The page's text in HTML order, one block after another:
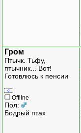
Гром
Птычк. Тьфу,
птычник... Вот!
Готовлюсь к пенсии
Offline
Пол:
Бодрый птах